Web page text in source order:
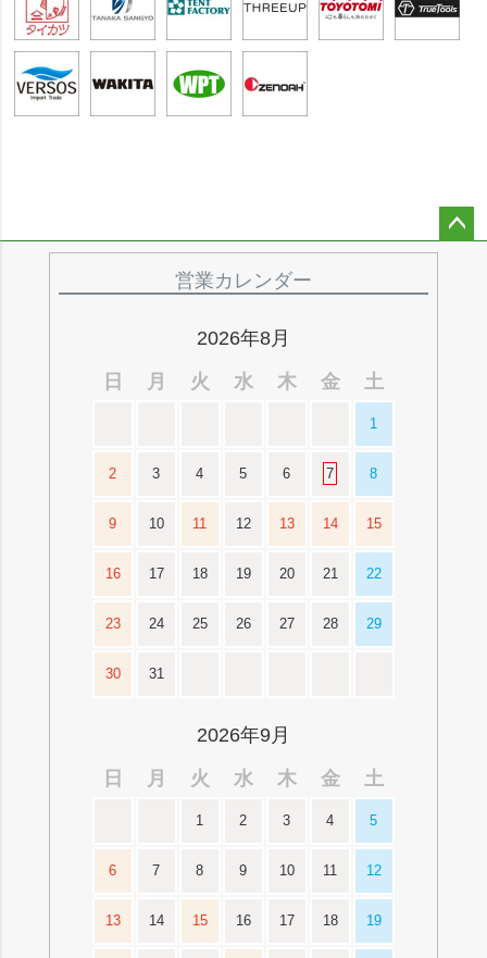
営業カレンダー
2026年8月
日
月 火 水 木 金 土
1
2 3 4 5 6 7 8
9 10 11 12 13 14 15
16 17 18 19 20 21 22
23 24 25 26 27 28 29
30 31
2026年9月
日
月 火 水 木 金 土
1 2 3 4 5
6 7 8 9 10 11 12
13 14 15 16 17 18 19